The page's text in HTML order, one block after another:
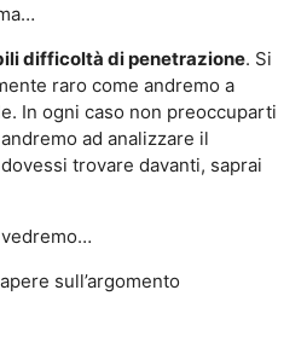
difficoltà di penetrazione. Si
raro come andremo a
In ogni caso non preoccuparti
ad analizzare il
trovare davanti, saprai
sull’argomento